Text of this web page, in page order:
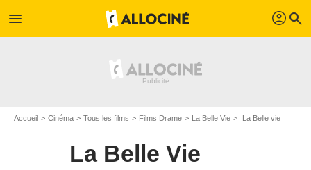
menu profil search
Accueil Cinéma Tous les films Films Drame La Belle Vie La Belle vie
La Belle Vie